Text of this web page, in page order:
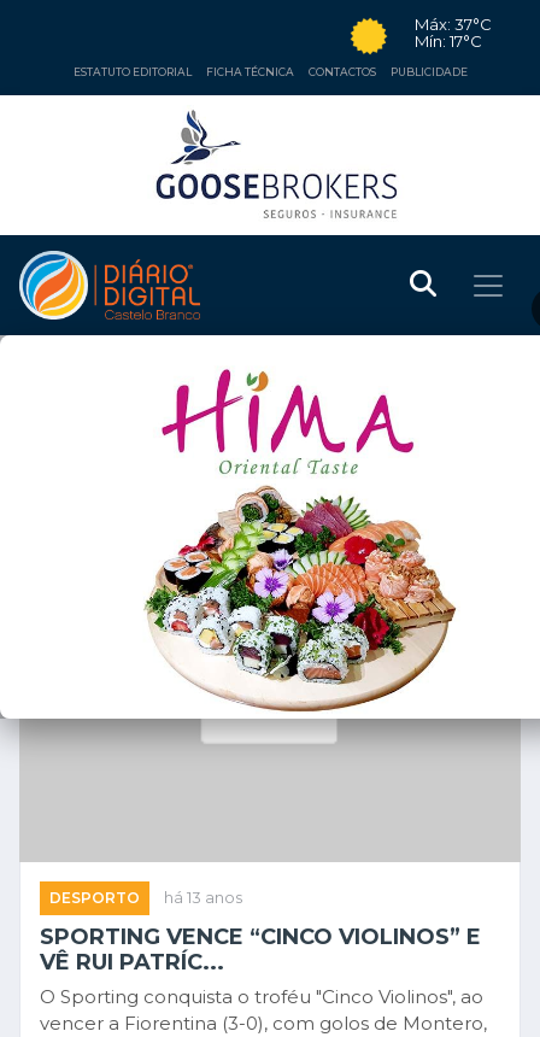
Máx: 37°C
Mín: 17°C
ESTATUTO EDITORIAL FICHA TÉCNICA CONTACTOS PUBLICIDADE
DESPORTO
DESPORTO há 13 anos
SPORTING VENCE “CINCO VIOLINOS” E
VÊ RUI PATRÍC...
O Sporting conquista o troféu "Cinco Violinos", ao
vencer a Fiorentina (3-0), com golos de Montero,